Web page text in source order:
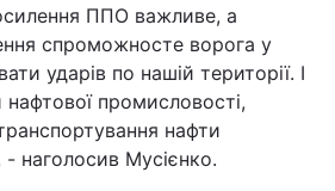
ППО важливе, а
спроможносте ворога у
ударів по нашій території. І
нафтової промисловості,
нафти
- наголосив Мусієнко.